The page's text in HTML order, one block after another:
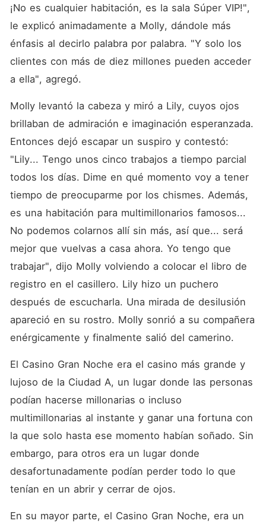
¡No es cualquier habitación, es la sala Súper VIP!",
le explicó animadamente a Molly, dándole más
énfasis al decirlo palabra por palabra. "Y solo los
clientes con más de diez millones pueden acceder
a ella", agregó.
Molly levantó la cabeza y miró a Lily, cuyos ojos
brillaban de admiración e imaginación esperanzada.
Entonces dejó escapar un suspiro y contestó:
"Lily... Tengo unos cinco trabajos a tiempo parcial
todos los días. Dime en qué momento voy a tener
tiempo de preocuparme por los chismes. Además,
es una habitación para multimillonarios famosos...
No podemos colarnos allí sin más, así que... será
mejor que vuelvas a casa ahora. Yo tengo que
trabajar", dijo Molly volviendo a colocar el libro de
registro en el casillero. Lily hizo un puchero
después de escucharla. Una mirada de desilusión
apareció en su rostro. Molly sonrió a su compañera
enérgicamente y finalmente salió del camerino.
El Casino Gran Noche era el casino más grande y
lujoso de la Ciudad A, un lugar donde las personas
podían hacerse millonarias o incluso
multimillonarias al instante y ganar una fortuna con
la que solo hasta ese momento habían soñado. Sin
embargo, para otros era un lugar donde
desafortunadamente podían perder todo lo que
tenían en un abrir y cerrar de ojos.
En su mayor parte, el Casino Gran Noche, era un